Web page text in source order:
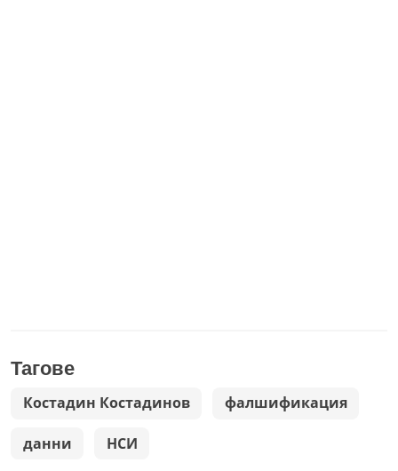
Тагове
Костадин Костадинов фалшификация
данни НСИ